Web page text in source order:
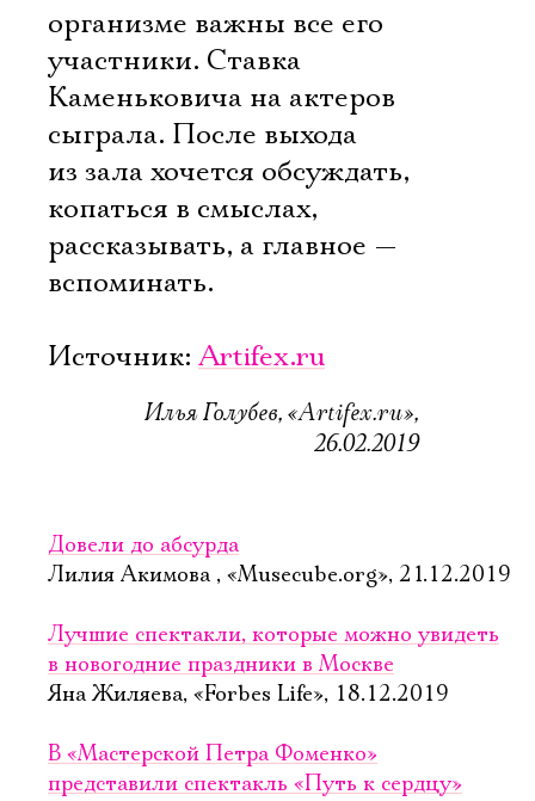
организме важны все его
участники. Ставка
Каменьковича на актеров
сыграла. После выхода
из зала хочется обсуждать,
копаться в смыслах,
рассказывать, а главное —
вспоминать.
Источник: Artifex.ru
Илья Голубев, «Artifex.ru»,
26.02.2019
Довели до абсурда
Лилия Акимова , «Musecube.org», 21.12.2019
Лучшие спектакли, которые можно увидеть
в новогодние праздники в Москве
Яна Жиляева, «Forbes Life», 18.12.2019
В «Мастерской Петра Фоменко»
представили спектакль «Путь к сердцу»